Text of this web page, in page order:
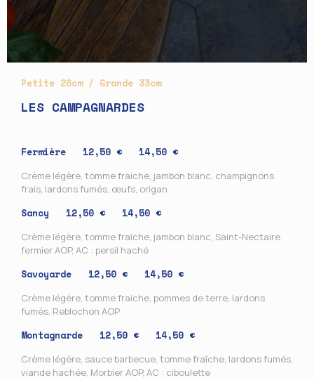
Petite 26cm / Grande 33cm
LES CAMPAGNARDES
Fermière 12,50 € 14,50 €
Crème légère, tomme fraiche, jambon blanc, champignons
frais, lardons fumés, œufs, origan
Sancy 12,50 € 14,50 €
Crème légère, tomme fraiche, jambon blanc, Saint-Nectaire
fermier AOP, AC : persil haché
Savoyarde 12,50 € 14,50 €
Crème légère, tomme fraiche, pommes de terre, lardons
fumés, Reblochon AOP
Montagnarde 12,50 € 14,50 €
Crème légère, sauce barbecue, tomme fraîche, lardons fumés,
viande hachée, Morbier AOP, AC : ciboulette